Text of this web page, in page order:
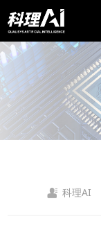
科理AI